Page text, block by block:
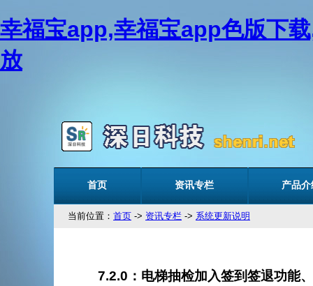
幸福宝app,幸福宝app色版下
放
首页 资讯专栏 产品介
当前位置： 首页 -> 资讯专栏 -> 系统更新说明
7.2.0：电梯抽检加入签到签退功能